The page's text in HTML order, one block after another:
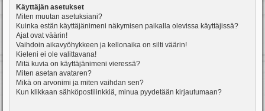
Käyttäjän asetukset
Miten muutan asetuksiani?
Kuinka estän käyttäjänimeni näkymisen paikalla olevissa käyttäjissä?
Ajat ovat väärin!
Vaihdoin aikavyöhykkeen ja kellonaika on silti väärin!
Kieleni ei ole valittavana!
Mitä kuvia on käyttäjänimeni vieressä?
Miten asetan avataren?
Mikä on arvonimi ja miten vaihdan sen?
Kun klikkaan sähköpostilinkkiä, minua pyydetään kirjautumaan?